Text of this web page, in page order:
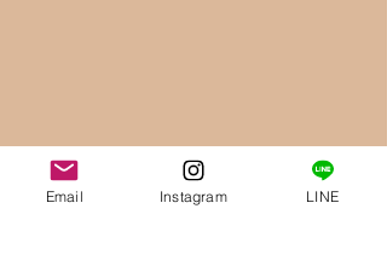
Email Instagram LINE